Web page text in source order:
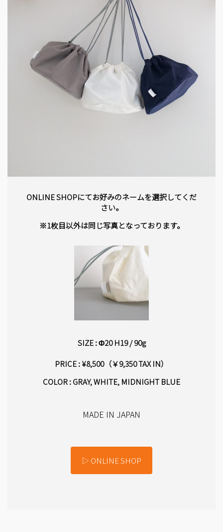
ONLINE SHOPにてお好みのネームを選択してくだ
さい。
※1枚目以外は同じ写真となっております。
SIZE :Φ20 H19/ 90g
PRICE : ¥8,500（￥9,350 TAX IN）
COLOR : GRAY, WHITE, MIDNIGHT BLUE
MADE IN JAPAN
▷ ONLINE SHOP